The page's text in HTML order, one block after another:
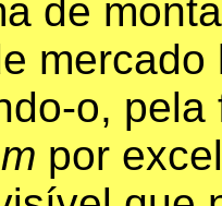
de
o,
por